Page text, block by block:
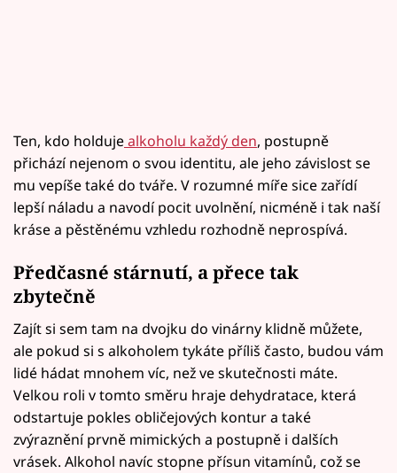
Ten, kdo holdujealkoholu každý den, postupně
přichází nejenom o svou identitu, ale jeho závislost se
mu vepíše také do tváře. V rozumné míře sice zařídí
lepší náladu a navodí pocit uvolnění, nicméně i tak naší
kráse a pěstěnému vzhledu rozhodně neprospívá.
Předčasné stárnutí, a přece tak
zbytečně
Zajít si sem tam na dvojku do vinárny klidně můžete,
ale pokud si s alkoholem tykáte příliš často, budou vám
lidé hádat mnohem víc, než ve skutečnosti máte.
Velkou roli v tomto směru hraje dehydratace, která
odstartuje pokles obličejových kontur a také
zvýraznění prvně mimických a postupně i dalších
vrásek. Alkohol navíc stopne přísun vitamínů, což se